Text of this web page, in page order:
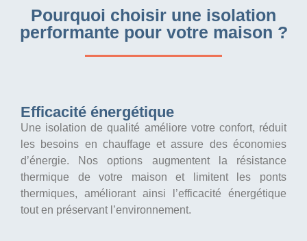
Pourquoi choisir une isolation
performante pour votre maison ?
Efficacité énergétique
Une isolation de qualité améliore votre confort, réduit
les besoins en chauffage et assure des économies
d’énergie. Nos options augmentent la résistance
thermique de votre maison et limitent les ponts
thermiques, améliorant ainsi l’efficacité énergétique
tout en préservant l’environnement.